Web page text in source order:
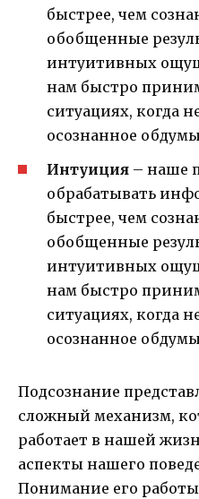
быстрее, чем
обобщенные
интуитивных
нам быстро
ситуациях, когда
осознанное
Интуиция – наше
обрабатывать
быстрее, чем
обобщенные
интуитивных
нам быстро
ситуациях, когда
осознанное
Подсознание
сложный механизм,
работает в нашей
аспекты нашего
Понимание его